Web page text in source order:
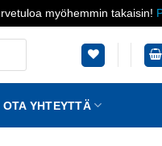
myöhemmin takaisin!
OTA YHTEYTTÄ